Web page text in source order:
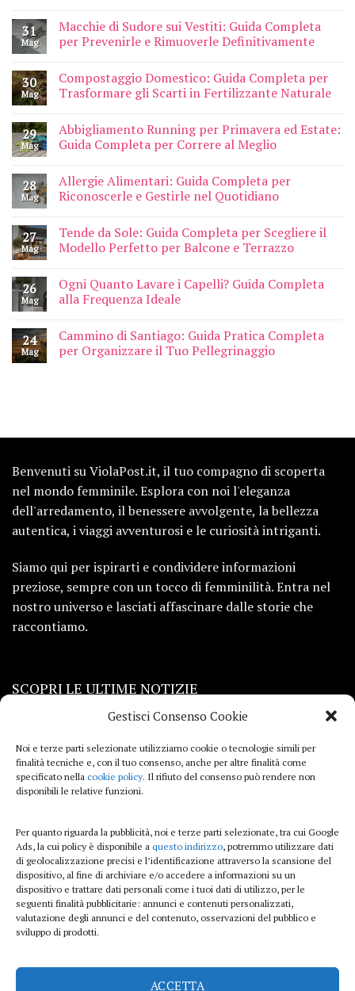
Gestisci Consenso Cookie
Noi e terze parti selezionate utilizziamo cookie o tecnologie simili per
finalità tecniche e, con il tuo consenso, anche per altre finalità come
specificato nella cookie policy. Il rifiuto del consenso può rendere non
disponibili le relative funzioni.
Per quanto riguarda la pubblicità, noi e terze parti selezionate, tra cui Google
Ads, la cui policy è disponibile a questo indirizzo, potremmo utilizzare dati
di geolocalizzazione precisi e l’identificazione attraverso la scansione del
dispositivo, al fine di archiviare e/o accedere a informazioni su un
dispositivo e trattare dati personali come i tuoi dati di utilizzo, per le
seguenti finalità pubblicitarie: annunci e contenuti personalizzati,
valutazione degli annunci e del contenuto, osservazioni del pubblico e
sviluppo di prodotti.
ACCETTA
31
Mag
Macchie di Sudore sui Vestiti: Guida Completa
per Prevenirle e Rimuoverle Definitivamente
30
Mag
Compostaggio Domestico: Guida Completa per
Trasformare gli Scarti in Fertilizzante Naturale
29
Mag
Abbigliamento Running per Primavera ed Estate:
Guida Completa per Correre al Meglio
28
Mag
Allergie Alimentari: Guida Completa per
Riconoscerle e Gestirle nel Quotidiano
27
Mag
Tende da Sole: Guida Completa per Scegliere il
Modello Perfetto per Balcone e Terrazzo
26
Mag
Ogni Quanto Lavare i Capelli? Guida Completa
alla Frequenza Ideale
24
Mag
Cammino di Santiago: Guida Pratica Completa
per Organizzare il Tuo Pellegrinaggio
Benvenuti su ViolaPost.it, il tuo compagno di scoperta
nel mondo femminile. Esplora con noi l'eleganza
dell'arredamento, il benessere avvolgente, la bellezza
autentica, i viaggi avventurosi e le curiosità intriganti.
Siamo qui per ispirarti e condividere informazioni
preziose, sempre con un tocco di femminilità. Entra nel
nostro universo e lasciati affascinare dalle storie che
raccontiamo.
SCOPRI LE ULTIME NOTIZIE
Viaggi
Beauty e benessere
Curiosità
Lifestyle
Sport
iTech